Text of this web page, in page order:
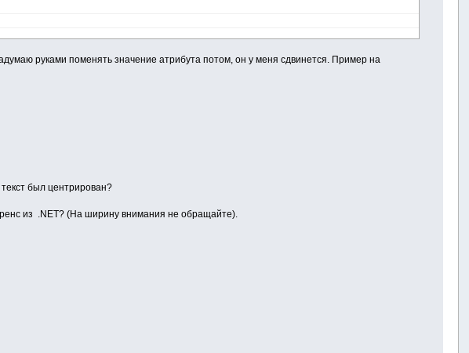
руками поменять значение атрибута потом, он у меня сдвинется. Пример на
был центрирован?
из .NET? (На ширину внимания не обращайте).